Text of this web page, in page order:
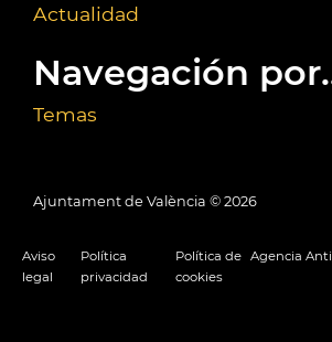
Actualidad
Navegación
Temas
Ajuntament de València © 2026
Aviso
legal
Política
privacidad
Política de
cookies
Agencia